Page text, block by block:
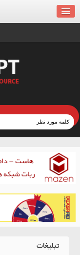
تبلیغات